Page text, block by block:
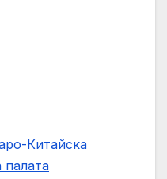
Китайска